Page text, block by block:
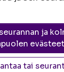
6,
15,
Kuopio
ja
tai